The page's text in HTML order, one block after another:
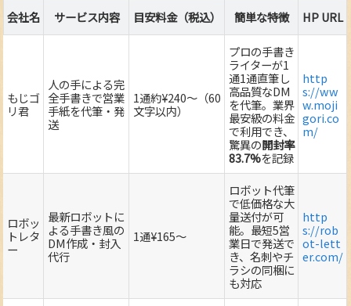
会社名 サービス内容 目安料金（税込） 簡単な特徴 HP URL
もじゴ
リ君
人の手による完
全手書きで営業
手紙を代筆・発
送
1通約¥240～（60
文字以内）
プロの手書き
ライターが1
通1通直筆し
高品質なDM
を代筆。業界
最安級の料金
で利用でき、
驚異の開封率
83.7%を記録
http
s://ww
w.moji
gori.co
m/
ロボッ
トレタ
ー
最新ロボットに
よる手書き風の
DM作成・封入
代行
1通¥165～
ロボット代筆
で低価格な大
量送付が可
能。最短5営
業日で発送で
き、名刺やチ
ラシの同梱に
も対応
http
s://rob
ot-lett
er.com/